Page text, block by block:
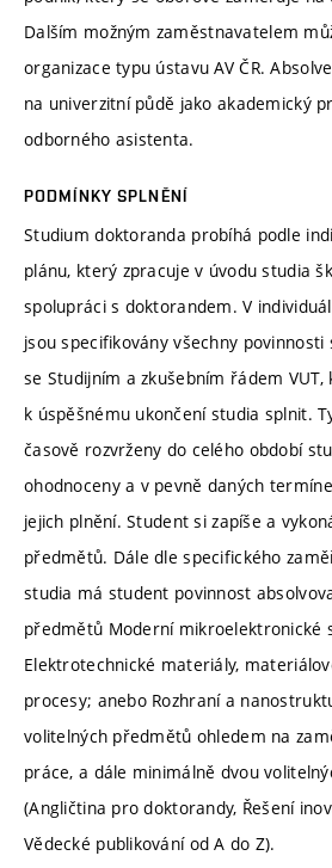
Dalším možným zaměstnavatelem
organizace typu ústavu AV ČR.
na univerzitní půdě jako akademický
odborného asistenta.
PODMÍNKY SPLNĚNÍ
Studium doktoranda probíhá podle
plánu, který zpracuje v úvodu studia
spolupráci s doktorandem. V
jsou specifikovány všechny
se Studijním a zkušebním řádem
k úspěšnému ukončení studia splnit.
časově rozvrženy do celého období
ohodnoceny a v pevně daných
jejich plnění. Student si zapíše a
předmětů. Dále dle specifického
studia má student povinnost
předmětů Moderní mikroelektronické
Elektrotechnické materiály,
procesy; anebo Rozhraní a
volitelných předmětů ohledem na
práce, a dále minimálně dvou
(Angličtina pro doktorandy, Řešení
Vědecké publikování od A do Z).